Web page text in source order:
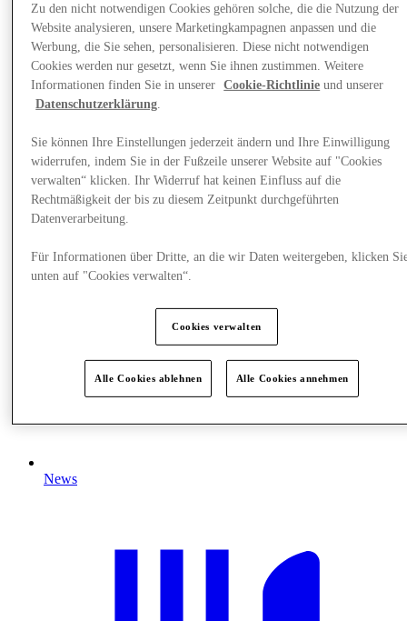
Plane Deinen Besuch
News
Zu den nicht notwendigen Cookies gehören solche, die die Nutzung der
Website analysieren, unsere Marketingkampagnen anpassen und die
Werbung, die Sie sehen, personalisieren. Diese nicht notwendigen
Cookies werden nur gesetzt, wenn Sie ihnen zustimmen. Weitere
Informationen finden Sie in unserer
Cookie-Richtlinie und unserer
Datenschutzerklärung
Sie können Ihre Einstellungen jederzeit ändern und Ihre Einwilligung
widerrufen, indem Sie in der Fußzeile unserer Website auf "Cookies
verwalten“ klicken. Ihr Widerruf hat keinen Einfluss auf die
Rechtmäßigkeit der bis zu diesem Zeitpunkt durchgeführten
Datenverarbeitung.
Für Informationen über Dritte, an die wir Daten weitergeben, klicken
unten auf "Cookies verwalten“.
Cookies verwalten
Alle Cookies ablehnen Alle Cookies annehmen